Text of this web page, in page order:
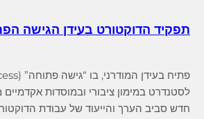
תפקיד הדוקטורט בעידן הגישה
לסטנדרט במימון ציבורי ובמוסדות אקדמיים
חדש סביב הערך והייעוד של עבודת